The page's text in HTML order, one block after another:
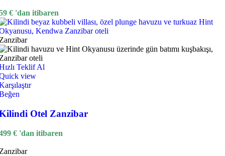
€ 'dan itibaren
Teklif Al
view
Otel Zanzibar
€ 'dan itibaren